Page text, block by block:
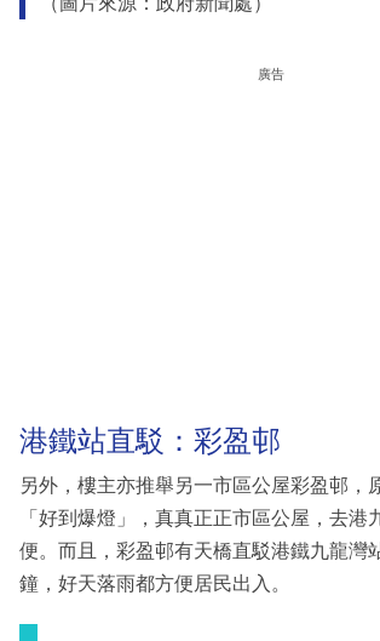
廣告
港鐵站直駁：彩盈邨
另外，樓主亦推舉另一市區公屋彩盈邨，
「好到爆燈」，真真正正市區公屋，去港
便。而且，彩盈邨有天橋直駁港鐵九龍灣
鐘，好天落雨都方便居民出入。